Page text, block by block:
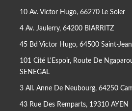
10 Av. Victor Hugo, 66270 Le Soler
4 Av. Jaulerry, 64200 BIARRITZ
45 Bd Victor Hugo, 64500 Saint-
101 Cité L'Espoir, Route De
SENEGAL
3 All. Anne De Neubourg, 64250
43 Rue Des Remparts, 19310 AYEN